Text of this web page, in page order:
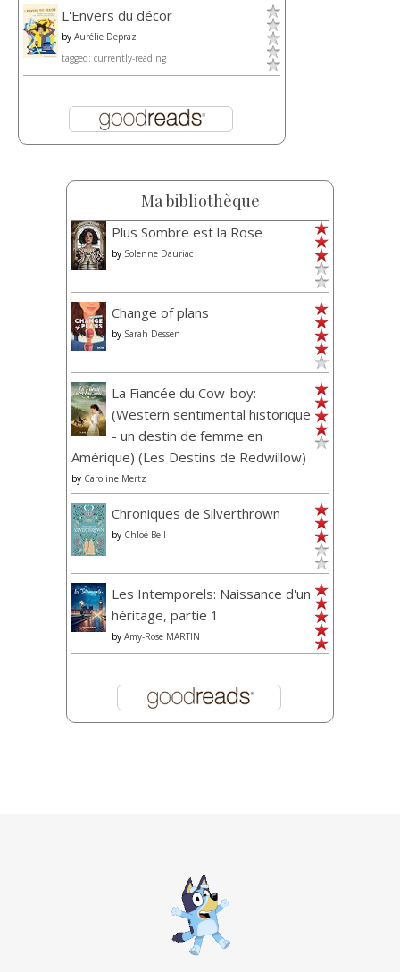
L'Envers du décor
by Aurélie Depraz
tagged: currently-reading
Ma bibliothèque
Plus Sombre est la Rose
by Solenne Dauriac
Change of plans
by Sarah Dessen
La Fiancée du Cow-boy:
(Western sentimental historique
- un destin de femme en
Amérique) (Les Destins de Redwillow)
by Caroline Mertz
Chroniques de Silverthrown
by Chloé Bell
Les Intemporels: Naissance d'un
héritage, partie 1
by Amy-Rose MARTIN